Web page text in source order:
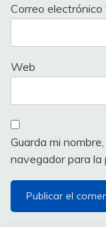
Correo electrónico
Web
Guarda mi
navegador para la